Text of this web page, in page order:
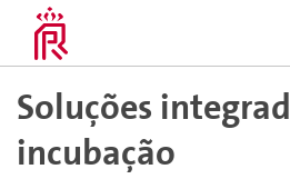
Soluções
incubação